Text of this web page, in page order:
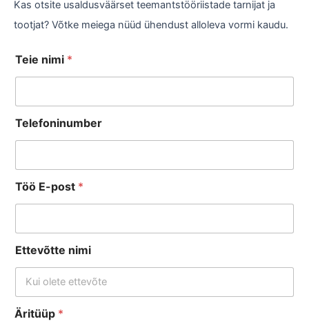
Kas otsite usaldusväärset teemantstööriistade tarnijat ja
tootjat? Võtke meiega nüüd ühendust alloleva vormi kaudu.
Teie nimi *
Telefoninumber
Töö E-post *
Ettevõtte nimi
Äritüüp *